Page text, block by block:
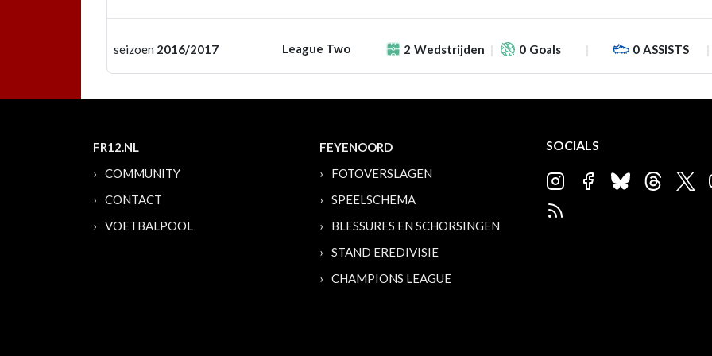
seizoen 2016/2017 League Two 2 Wedstrijden 0 Goals 0 ASSISTS
FR12.NL
COMMUNITY
CONTACT
VOETBALPOOL
FEYENOORD
FOTOVERSLAGEN
SPEELSCHEMA
BLESSURES EN SCHORSINGEN
STAND EREDIVISIE
CHAMPIONS LEAGUE
SOCIALS